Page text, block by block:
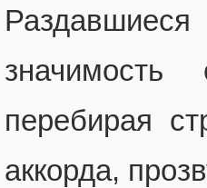
перебирая
аккорда,